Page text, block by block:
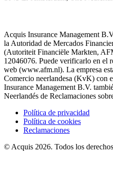
Acquis Insurance Management
la Autoridad de Mercados
(Autoriteit Financiële Markten,
12046076. Puede verificarlo en el
web (www.afm.nl). La empresa
Comercio neerlandesa (KvK) con
Insurance Management B.V.
Neerlandés de Reclamaciones
Política de privacidad
Política de cookies
Reclamaciones
© Acquis 2026. Todos los